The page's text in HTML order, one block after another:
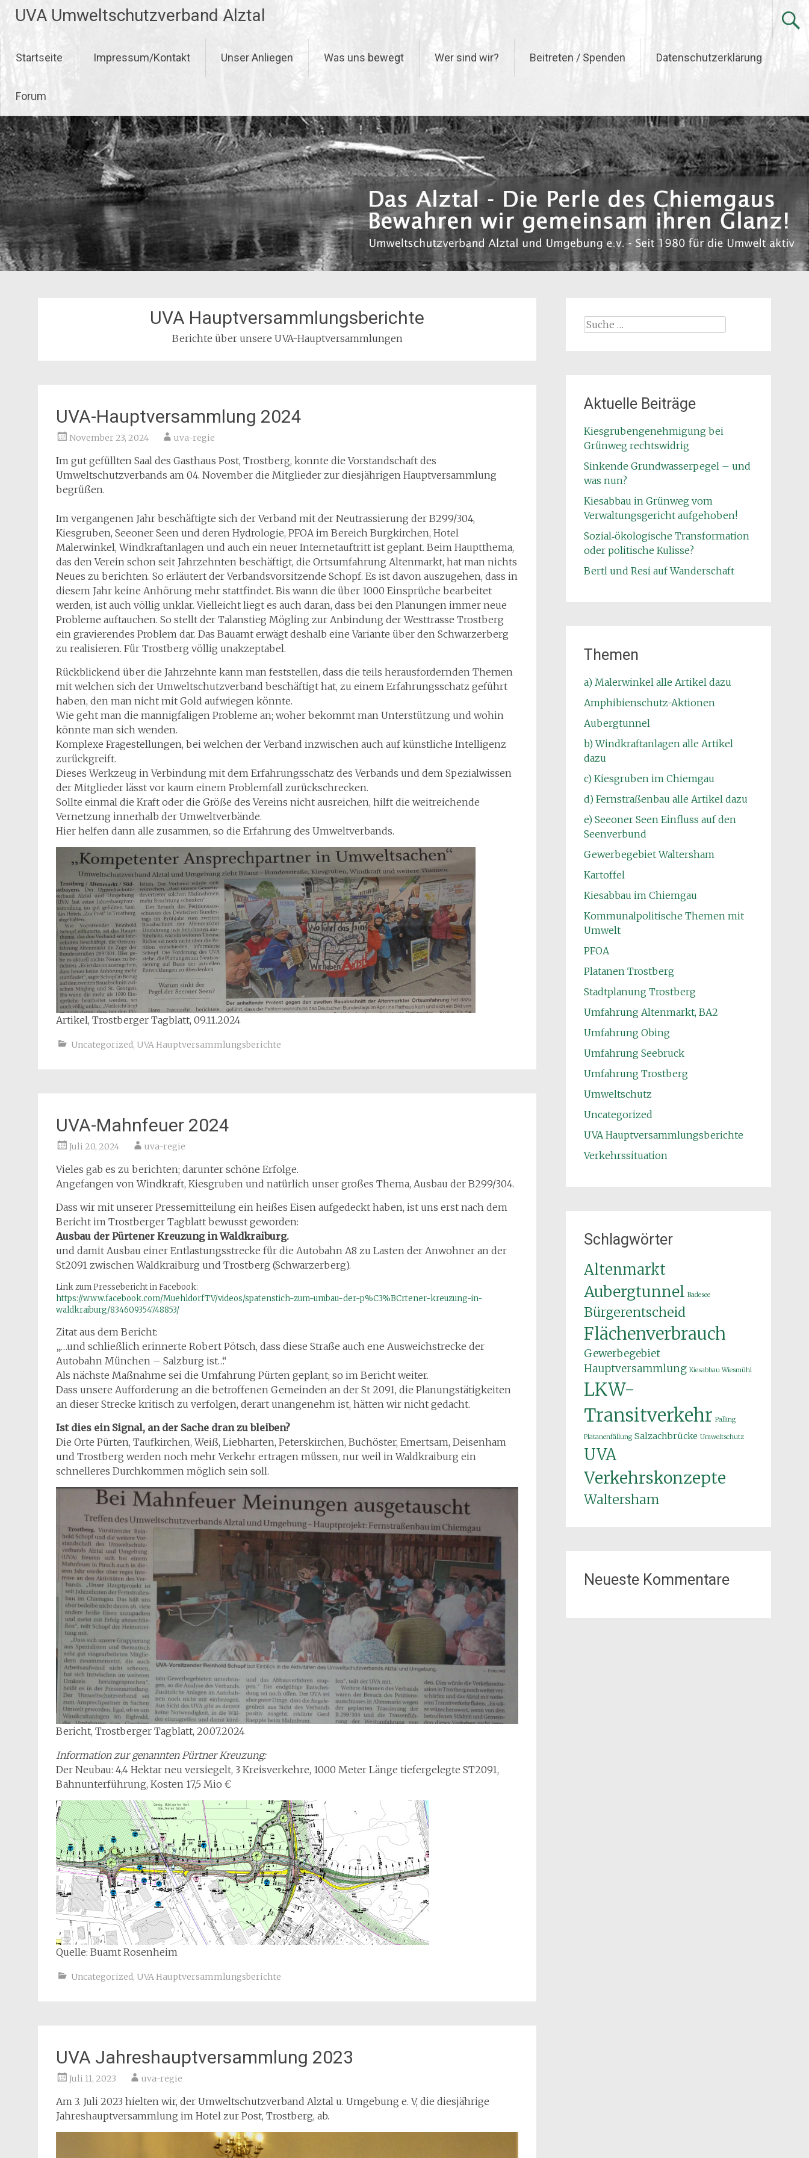
Zum
Inhalt
springen
UVA Umweltschutzverband Alztal
Startseite Impressum/Kontakt Unser Anliegen Was uns bewegt Wer sind wir? Beitreten / Spenden Datenschutzerklärung
Forum
UVA Hauptversammlungsberichte
Berichte über unsere UVA-Hauptversammlungen
UVA-Hauptversammlung 2024
November 23, 2024 uva-regie
Im gut gefüllten Saal des Gasthaus Post, Trostberg, konnte die Vorstandschaft des
Umweltschutzverbands am 04. November die Mitglieder zur diesjährigen Hauptversammlung
begrüßen.
Im vergangenen Jahr beschäftigte sich der Verband mit der Neutrassierung der B299/304,
Kiesgruben, Seeoner Seen und deren Hydrologie, PFOA im Bereich Burgkirchen, Hotel
Malerwinkel, Windkraftanlagen und auch ein neuer Internetauftritt ist geplant. Beim Hauptthema,
das den Verein schon seit Jahrzehnten beschäftigt, die Ortsumfahrung Altenmarkt, hat man nichts
Neues zu berichten. So erläutert der Verbandsvorsitzende Schopf. Es ist davon auszugehen, dass in
diesem Jahr keine Anhörung mehr stattfindet. Bis wann die über 1000 Einsprüche bearbeitet
werden, ist auch völlig unklar. Vielleicht liegt es auch daran, dass bei den Planungen immer neue
Probleme auftauchen. So stellt der Talanstieg Mögling zur Anbindung der Westtrasse Trostberg
ein gravierendes Problem dar. Das Bauamt erwägt deshalb eine Variante über den Schwarzerberg
zu realisieren. Für Trostberg völlig unakzeptabel.
Rückblickend über die Jahrzehnte kann man feststellen, dass die teils herausfordernden Themen
mit welchen sich der Umweltschutzverband beschäftigt hat, zu einem Erfahrungsschatz geführt
haben, den man nicht mit Gold aufwiegen könnte.
Wie geht man die mannigfaligen Probleme an; woher bekommt man Unterstützung und wohin
könnte man sich wenden.
Komplexe Fragestellungen, bei welchen der Verband inzwischen auch auf künstliche Intelligenz
zurückgreift.
Dieses Werkzeug in Verbindung mit dem Erfahrungsschatz des Verbands und dem Spezialwissen
der Mitglieder lässt vor kaum einem Problemfall zurückschrecken.
Sollte einmal die Kraft oder die Größe des Vereins nicht ausreichen, hilft die weitreichende
Vernetzung innerhalb der Umweltverbände.
Hier helfen dann alle zusammen, so die Erfahrung des Umweltverbands.
Artikel, Trostberger Tagblatt, 09.11.2024
Uncategorized, UVA Hauptversammlungsberichte
UVA-Mahnfeuer 2024
Juli 20, 2024 uva-regie
Vieles gab es zu berichten; darunter schöne Erfolge.
Angefangen von Windkraft, Kiesgruben und natürlich unser großes Thema, Ausbau der B299/304.
Dass wir mit unserer Pressemitteilung ein heißes Eisen aufgedeckt haben, ist uns erst nach dem
Bericht im Trostberger Tagblatt bewusst geworden:
Ausbau der Pürtener Kreuzung in Waldkraiburg.
und damit Ausbau einer Entlastungsstrecke für die Autobahn A8 zu Lasten der Anwohner an der
St2091 zwischen Waldkraiburg und Trostberg (Schwarzerberg).
Link zum Pressebericht in Facebook:
https://www.facebook.com/MuehldorfTV/videos/spatenstich-zum-umbau-der-p%C3%BCrtener-kreuzung-in-
waldkraiburg/834609354748853/
Zitat aus dem Bericht:
„…und schließlich erinnerte Robert Pötsch, dass diese Straße auch ene Ausweichstrecke der
Autobahn München – Salzburg ist…“
Als nächste Maßnahme sei die Umfahrung Pürten geplant; so im Bericht weiter.
Dass unsere Aufforderung an die betroffenen Gemeinden an der St 2091, die Planungstätigkeiten
an dieser Strecke kritisch zu verfolgen, derart unangenehm ist, hätten wir nicht gedacht.
Ist dies ein Signal, an der Sache dran zu bleiben?
Die Orte Pürten, Taufkirchen, Weiß, Liebharten, Peterskirchen, Buchöster, Emertsam, Deisenham
und Trostberg werden noch mehr Verkehr ertragen müssen, nur weil in Waldkraiburg ein
schnelleres Durchkommen möglich sein soll.
Bericht, Trostberger Tagblatt, 20.07.2024
Information zur genannten Pürtner Kreuzung:
Der Neubau: 4,4 Hektar neu versiegelt, 3 Kreisverkehre, 1000 Meter Länge tiefergelegte ST2091,
Bahnunterführung, Kosten 17,5 Mio €
Quelle: Buamt Rosenheim
Uncategorized, UVA Hauptversammlungsberichte
UVA Jahreshauptversammlung 2023
Juli 11, 2023 uva-regie
Am 3. Juli 2023 hielten wir, der Umweltschutzverband Alztal u. Umgebung e. V, die diesjährige
Jahreshauptversammlung im Hotel zur Post, Trostberg, ab.
Suche
Aktuelle Beiträge
Kiesgrubengenehmigung bei
Grünweg rechtswidrig
Sinkende Grundwasserpegel – und
was nun?
Kiesabbau in Grünweg vom
Verwaltungsgericht aufgehoben!
Sozial‑ökologische Transformation
oder politische Kulisse?
Bertl und Resi auf Wanderschaft
Themen
a) Malerwinkel alle Artikel dazu
Amphibienschutz-Aktionen
Aubergtunnel
b) Windkraftanlagen alle Artikel
dazu
c) Kiesgruben im Chiemgau
d) Fernstraßenbau alle Artikel dazu
e) Seeoner Seen Einfluss auf den
Seenverbund
Gewerbegebiet Waltersham
Kartoffel
Kiesabbau im Chiemgau
Kommunalpolitische Themen mit
Umwelt
PFOA
Platanen Trostberg
Stadtplanung Trostberg
Umfahrung Altenmarkt, BA2
Umfahrung Obing
Umfahrung Seebruck
Umfahrung Trostberg
Umweltschutz
Uncategorized
UVA Hauptversammlungsberichte
Verkehrssituation
Schlagwörter
Altenmarkt
Aubergtunnel Badesee
Bürgerentscheid
Flächenverbrauch
Gewerbegebiet
Hauptversammlung Kiesabbau Wiesmühl
LKW-
Transitverkehr Palling
Platanenfällung Salzachbrücke Umweltschutz
UVA
Verkehrskonzepte
Waltersham
Neueste Kommentare